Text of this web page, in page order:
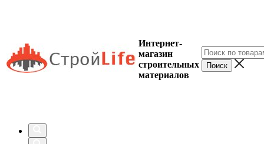
Интернет-
магазин
строительных
материалов